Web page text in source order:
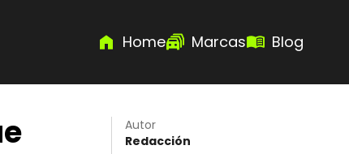
Home Marcas Blog
Autor
Redacción